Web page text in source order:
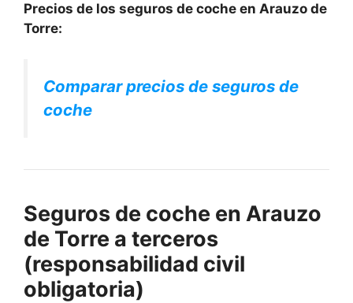
Precios de los seguros de coche en Arauzo de
Torre:
Comparar precios de seguros de
coche
Seguros de coche en Arauzo
de Torre a terceros
(responsabilidad civil
obligatoria)